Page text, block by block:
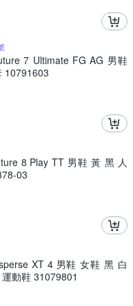
7 Ultimate FG AG 男鞋
10791603
8 Play TT 男鞋 黃 黑 人
03
XT 4 男鞋 女鞋 黑 白
動鞋 31079801